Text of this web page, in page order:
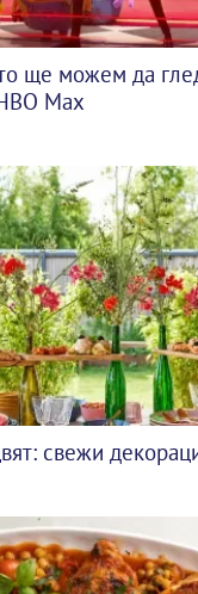
ще можем да
Max
свежи